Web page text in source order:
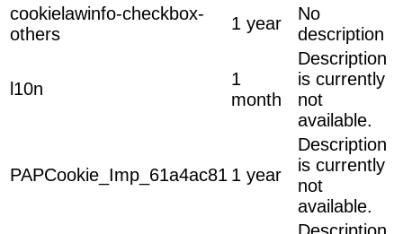
cookielawinfo-checkbox-
others
1 year
No
description
l10n
1
month
Description
is currently
not
available.
PAPCookie_Imp_61a4ac81 1 year
Description
is currently
not
available.